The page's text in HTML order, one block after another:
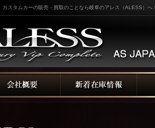
カスタムカーの販売・買取のことなら岐阜のアレス（ALESS）へ